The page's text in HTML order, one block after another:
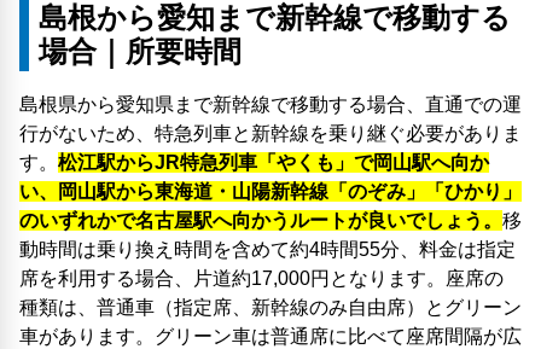
島根から愛知まで新幹線で移動する
場合｜所要時間
島根県から愛知県まで新幹線で移動する場合、直通での運
行がないため、特急列車と新幹線を乗り継ぐ必要がありま
す。 松江駅からJR特急列車「やくも」で岡山駅へ向か
い、岡山駅から東海道・山陽新幹線「のぞみ」「ひかり」
のいずれかで名古屋駅へ向かうルートが良いでしょう。 移
動時間は乗り換え時間を含めて約4時間55分、料金は指定
席を利用する場合、片道約17,000円となります。座席の
種類は、普通車（指定席、新幹線のみ自由席）とグリーン
車があります。グリーン車は普通席に比べて座席間隔が広